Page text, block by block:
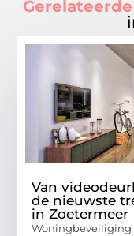
Van
de nieuwste
in Zoetermeer
Woningbeveiliging